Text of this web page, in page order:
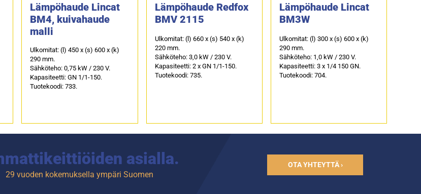
Lämpöhaude Lincat
BM4, kuivahaude
malli
Ulkomitat: (l) 450 x (s) 600 x (k)
290 mm.
Sähköteho: 0,75 kW / 230 V.
Kapasiteetti: GN 1/1-150.
Tuotekoodi: 733.
Lämpöhaude Redfox
BMV 2115
Ulkomitat: (l) 660 x (s) 540 x (k)
220 mm.
Sähköteho: 3,0 kW / 230 V.
Kapasiteetti: 2 x GN 1/1-150.
Tuotekoodi: 735.
Lämpöhaude Lincat
BM3W
Ulkomitat: (l) 300 x (s) 600 x (k)
290 mm.
Sähköteho: 1,0 kW / 230 V.
Kapasiteetti: 3 x 1/4 150 GN.
Tuotekoodi: 704.
asialla.
29 vuoden kokemuksella ympäri Suomen
OTA YHTEYTTÄ ›